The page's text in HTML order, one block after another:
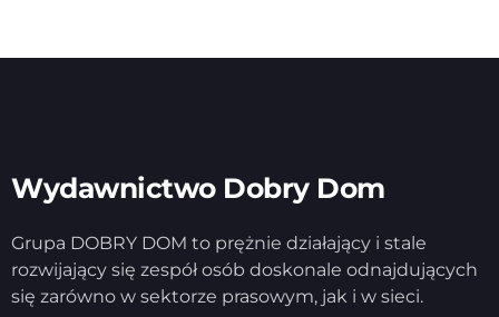
Wydawnictwo Dobry Dom
Grupa DOBRY DOM to prężnie działający i stale
rozwijający się zespół osób doskonale odnajdujących
się zarówno w sektorze prasowym, jak i w sieci.